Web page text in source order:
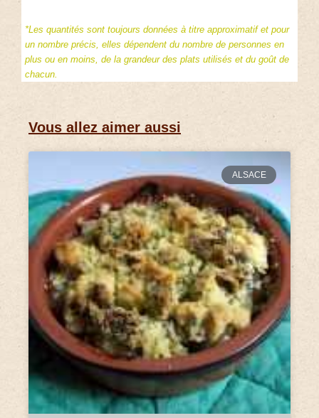
*Les quantités sont toujours données à titre approximatif et pour
un nombre précis, elles dépendent du nombre de personnes en
plus ou en moins, de la grandeur des plats utilisés et du goût de
chacun.
Vous allez aimer aussi
ALSACE